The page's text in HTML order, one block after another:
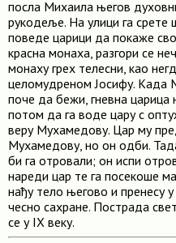
посла Михаила његов
рукодеље. На улици га срете
поведе царици да покаже
красна монаха, разгори се
монаху грех телесни, као
целомудреном Јосифу. Када
поче да бежи, гневна царица
потом да га воде цару с
веру Мухамедову. Цар му
Мухамедову, но он одби.
би га отровали; он испи
нареди цар те га посекоше
нађу тело његово и пренесу
чесно сахране. Пострада
се у IX веку.